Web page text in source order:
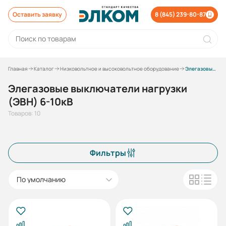
Оставить заявку 8 (845) 239-80-87
Главная Каталог Низковольтное и высоковольтное оборудование Элегазовые выключатели нагрузки (ЭВН) 6-10кВ
Элегазовые выключатели нагрузки
(ЭВН) 6-10кВ
Товаров: 10
Фильтры
По умолчанию